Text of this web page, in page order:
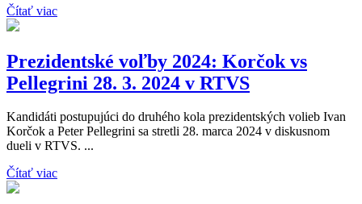
Čítať viac
Prezidentské voľby 2024: Korčok vs
Pellegrini 28. 3. 2024 v RTVS
Kandidáti postupujúci do druhého kola prezidentských volieb Ivan
Korčok a Peter Pellegrini sa stretli 28. marca 2024 v diskusnom
dueli v RTVS. ...
Čítať viac